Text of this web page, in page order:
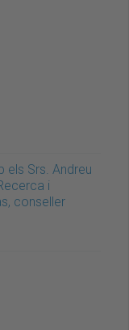
els Srs. Andreu
i
conseller